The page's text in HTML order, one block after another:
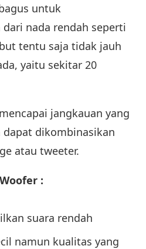
untuk
nada rendah seperti
tentu saja tidak jauh
yaitu sekitar 20
jangkauan yang
dikombinasikan
atau tweeter.
:
suara rendah
namun kualitas yang